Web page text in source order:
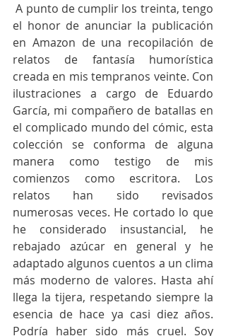
A punto de cumplir los treinta, tengo
el honor de anunciar la publicación
en Amazon de una recopilación de
relatos de fantasía humorística
creada en mis tempranos veinte. Con
ilustraciones a cargo de Eduardo
García, mi compañero de batallas en
el complicado mundo del cómic, esta
colección se conforma de alguna
manera como testigo de mis
comienzos como escritora. Los
relatos han sido revisados
numerosas veces. He cortado lo que
he considerado insustancial, he
rebajado azúcar en general y he
adaptado algunos cuentos a un clima
más moderno de valores. Hasta ahí
llega la tijera, respetando siempre la
esencia de hace ya casi diez años.
Podría haber sido más cruel. Soy